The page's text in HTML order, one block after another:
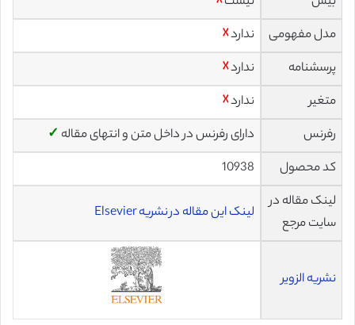
مدل مفهومی
ندارد☓
پرسشنامه
ندارد☓
متغیر
ندارد☓
رفرنس
دارای رفرنس در داخل متن و انتهای مقاله ✓
کد محصول
10938
لینک مقاله در
سایت مرجع
لینک این مقاله در نشریه Elsevier
نشریه الزویر